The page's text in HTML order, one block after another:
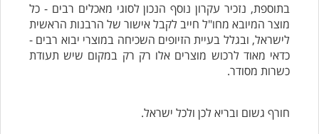
בתוספת, נזכיר עקרון נוסף הנכון לסוגי מאכלים רבים - כל
מוצר המיובא מחו"ל חייב לקבל אישור של הרבנות הראשית
לישראל, ובגלל בעיית הזיופים השכיחה במוצרי יבוא רבים -
כדאי מאוד לרכוש מוצרים אלו רק רק במקום שיש תעודת
כשרות מסודר.
חורף גשום ובריא לכן ולכל ישראל.